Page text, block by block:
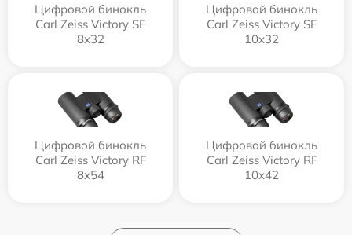
Цифровой бинокль
Carl Zeiss Victory SF
8x32
Цифровой бинокль
Carl Zeiss Victory SF
10x32
Цифровой бинокль
Carl Zeiss Victory RF
8x54
Цифровой бинокль
Carl Zeiss Victory RF
10x42